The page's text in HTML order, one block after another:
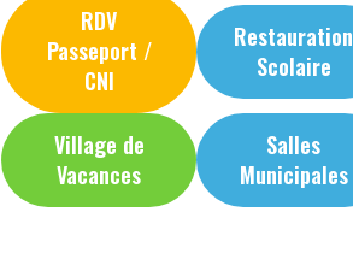
RDV
Passeport /
CNI
Restauration
Scolaire
Village de
Vacances
Salles
Municipales